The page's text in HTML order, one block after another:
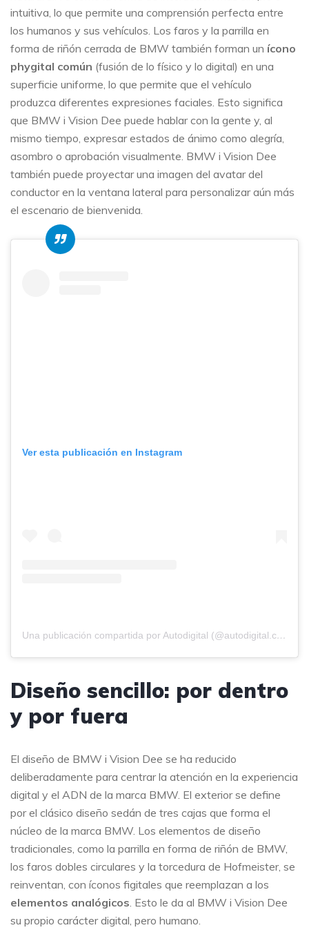
intuitiva, lo que permite una comprensión perfecta entre
los humanos y sus vehículos. Los faros y la parrilla en
forma de riñón cerrada de BMW también forman un ícono
phygital común (fusión de lo físico y lo digital) en una
superficie uniforme, lo que permite que el vehículo
produzca diferentes expresiones faciales. Esto significa
que BMW i Vision Dee puede hablar con la gente y, al
mismo tiempo, expresar estados de ánimo como alegría,
asombro o aprobación visualmente. BMW i Vision Dee
también puede proyectar una imagen del avatar del
conductor en la ventana lateral para personalizar aún más
el escenario de bienvenida.
Ver esta publicación en Instagram
Una publicación compartida por Autodigital (@autodigital.com.co)
Diseño sencillo: por dentro
y por fuera
El diseño de BMW i Vision Dee se ha reducido
deliberadamente para centrar la atención en la experiencia
digital y el ADN de la marca BMW. El exterior se define
por el clásico diseño sedán de tres cajas que forma el
núcleo de la marca BMW. Los elementos de diseño
tradicionales, como la parrilla en forma de riñón de BMW,
los faros dobles circulares y la torcedura de Hofmeister, se
reinventan, con íconos figitales que reemplazan a los
elementos analógicos. Esto le da al BMW i Vision Dee
su propio carácter digital, pero humano.